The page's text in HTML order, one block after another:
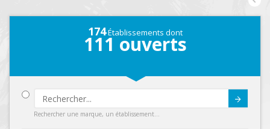
174Établissements dont
111 ouverts
Rechercher une marque, un établissement...